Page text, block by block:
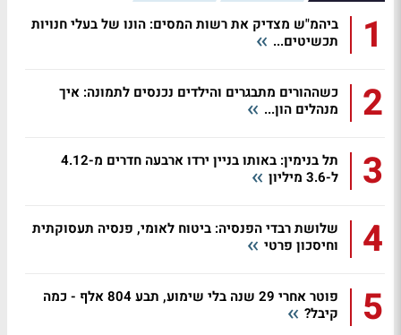
1
ביהמ"ש מצדיק את רשות המסים: הונו של בעלי חנויות
תכשיטים...
2
כשההורים מתבגרים והילדים נכנסים לתמונה: איך
מנהלים הון...
3
תל בנימין: באותו בניין ירדו ארבעה חדרים מ-4.12
ל-3.6 מיליון
4
שלושת רבדי הפנסיה: ביטוח לאומי, פנסיה תעסוקתית
וחיסכון פרטי
5
פוטר אחרי 29 שנה בלי שימוע, תבע 804 אלף - כמה
קיבל?